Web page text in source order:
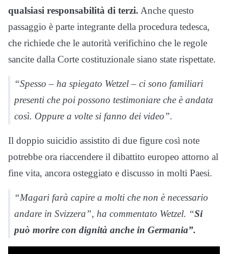
qualsiasi responsabilità di terzi. Anche questo
passaggio è parte integrante della procedura tedesca,
che richiede che le autorità verifichino che le regole
sancite dalla Corte costituzionale siano state rispettate.
“Spesso – ha spiegato Wetzel – ci sono familiari
presenti che poi possono testimoniare che è andata
così. Oppure a volte si fanno dei video”.
Il doppio suicidio assistito di due figure così note
potrebbe ora riaccendere il dibattito europeo attorno al
fine vita, ancora osteggiato e discusso in molti Paesi.
“Magari farà capire a molti che non è necessario
andare in Svizzera”, ha commentato Wetzel. “Si
può morire con dignità anche in Germania”.